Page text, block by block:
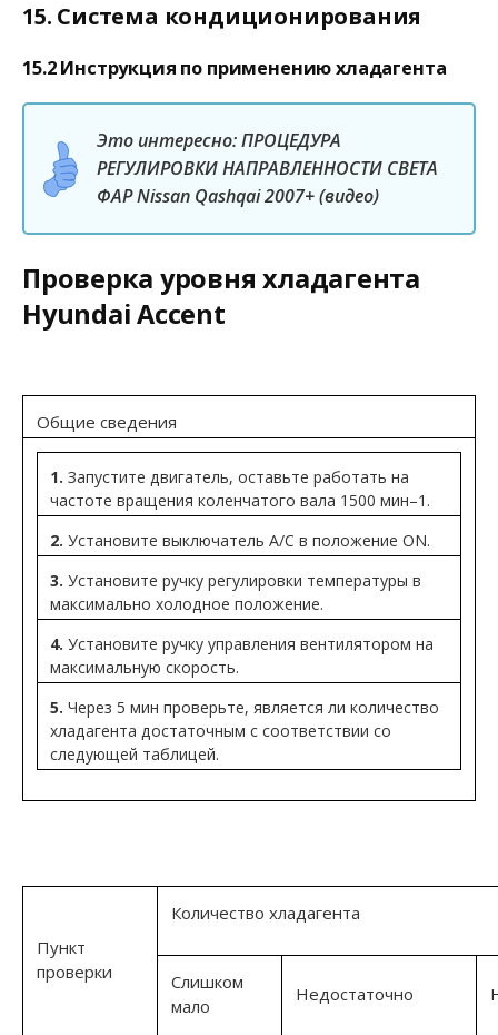
15. Система кондиционирования
15.2 Инструкция по применению хладагента
Это интересно: ПРОЦЕДУРА
РЕГУЛИРОВКИ НАПРАВЛЕННОСТИ СВЕТА
ФАР Nissan Qashqai 2007+ (видео)
Проверка уровня хладагента
Hyundai Accent
Общие сведения
1. Запустите двигатель, оставьте работать на
частоте вращения коленчатого вала 1500 мин–1.
2. Установите выключатель A/C в положение ON.
3. Установите ручку регулировки температуры в
максимально холодное положение.
4. Установите ручку управления вентилятором на
максимальную скорость.
5. Через 5 мин проверьте, является ли количество
хладагента достаточным с соответствии со
следующей таблицей.
Пункт
проверки
Количество хладагента
Слишком
мало
Недостаточно